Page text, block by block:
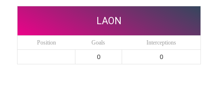
LAON
Position Goals Interceptions
0 0